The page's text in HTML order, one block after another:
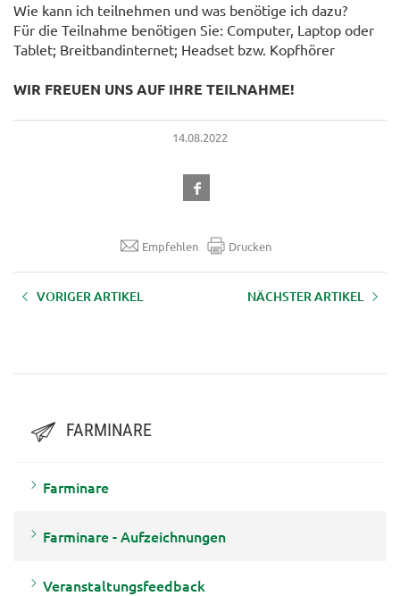
Wie kann ich teilnehmen und was benötige ich dazu?
Für die Teilnahme benötigen Sie: Computer, Laptop oder
Tablet; Breitbandinternet; Headset bzw. Kopfhörer
WIR FREUEN UNS AUF IHRE TEILNAHME!
14.08.2022
Empfehlen Drucken
VORIGER ARTIKEL NÄCHSTER ARTIKEL
FARMINARE
Farminare
Farminare - Aufzeichnungen
Veranstaltungsfeedback